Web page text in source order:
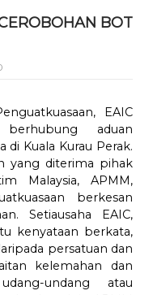
BOT
EAIC
aduan
Kuala Kurau Perak.
yang diterima pihak
Malaysia, APMM,
berkesan
Setiausaha EAIC,
kenyataan berkata,
persatuan dan
kelemahan dan
undang atau